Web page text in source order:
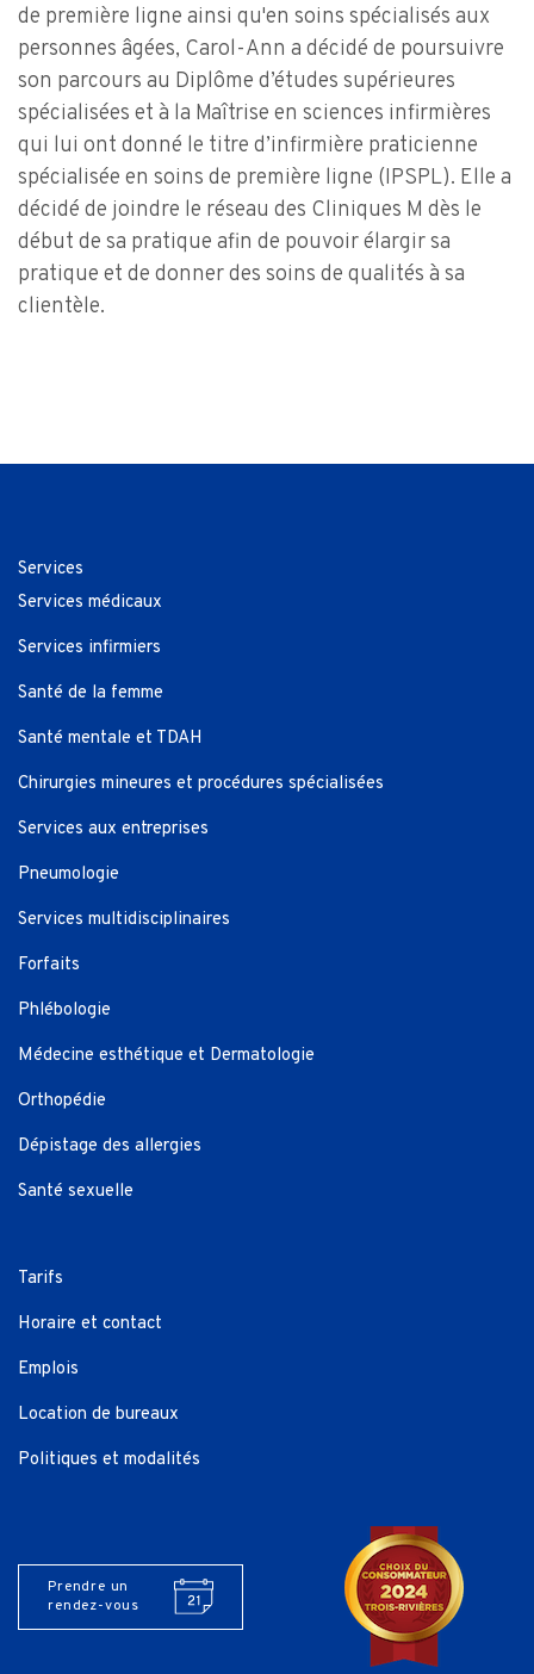
de première ligne ainsi qu'en soins spécialisés aux
personnes âgées, Carol-Ann a décidé de poursuivre
son parcours au Diplôme d’études supérieures
spécialisées et à la Maîtrise en sciences infirmières
qui lui ont donné le titre d’infirmière praticienne
spécialisée en soins de première ligne (IPSPL). Elle a
décidé de joindre le réseau des Cliniques M dès le
début de sa pratique afin de pouvoir élargir sa
pratique et de donner des soins de qualités à sa
clientèle.
Services
Services médicaux
Services infirmiers
Santé de la femme
Santé mentale et TDAH
Chirurgies mineures et procédures spécialisées
Services aux entreprises
Pneumologie
Services multidisciplinaires
Forfaits
Phlébologie
Médecine esthétique et Dermatologie
Orthopédie
Dépistage des allergies
Santé sexuelle
Tarifs
Horaire et contact
Emplois
Location de bureaux
Politiques et modalités
Prendre un
rendez-vous